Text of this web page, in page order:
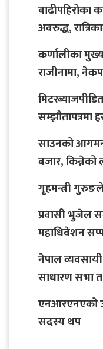
बाढीपहिरोका
अवरुद्ध,
कर्णालीका
राजीनामा,
सम्झौतापत्रमा
साउनको
बजार, किन्नेको
गृहमन्त्री
प्रवासी भुजेल
महाधिवेशन
नेपाल
साधारण सभा
एनआरएनएको
सदस्य थप